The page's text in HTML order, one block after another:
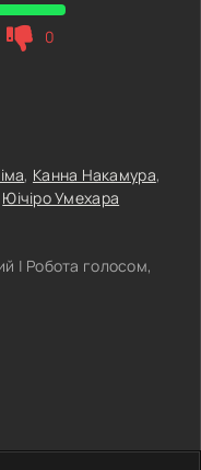
0
, Канна Накамура,
Юічіро Умехара
| Робота голосом,